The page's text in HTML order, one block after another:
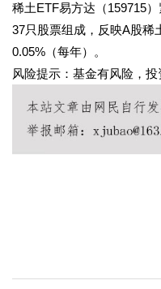
稀土ETF易方达（159715
37只股票组成，反映A股稀
0.05%（每年）。
风险提示：基金有风险，投